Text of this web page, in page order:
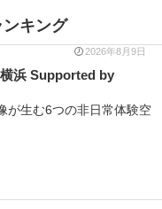
キング
2026年8月9日
浜 Supported by
が生む6つの非日常体験空